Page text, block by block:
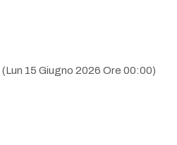
(Lun 15 Giugno 2026 Ore 00:00)